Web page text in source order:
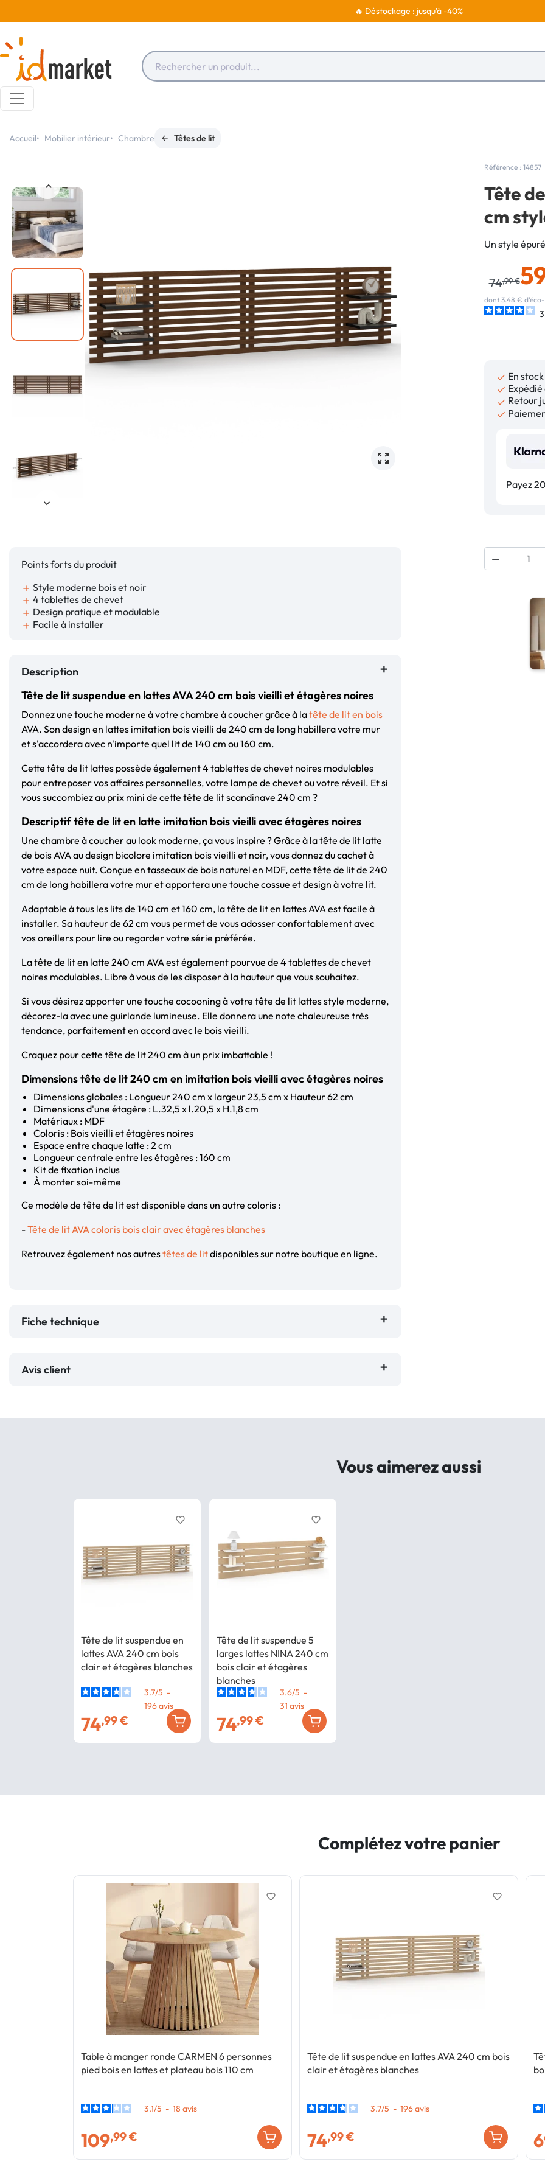
🔥 Déstockage : jusqu'à -40%
Accueil Mobilier intérieur Chambre Têtes de lit
Points forts du produit
add Style moderne bois et noir
add 4 tablettes de chevet
add Design pratique et modulable
add Facile à installer
Description
Tête de lit suspendue en lattes AVA 240 cm bois vieilli et étagères noires
Donnez une touche moderne à votre chambre à coucher grâce à latête de lit en bois
AVA. Son design en lattes imitation bois vieilli de 240 cm de long habillera votre mur
et s'accordera avec n'importe quel lit de 140 cm ou 160 cm.
Cette tête de lit lattes possède également 4 tablettes de chevet noires modulables
pour entreposer vos affaires personnelles, votre lampe de chevet ou votre réveil. Et si
vous succombiez au prix mini de cette tête de lit scandinave 240 cm ?
Descriptif tête de lit en latte imitation bois vieilli avec étagères noires
Une chambre à coucher au look moderne, ça vous inspire ? Grâce à la tête de lit latte
de bois AVA au design bicolore imitation bois vieilli et noir, vous donnez du cachet à
votre espace nuit. Conçue en tasseaux de bois naturel en MDF, cette tête de lit de 240
cm de long habillera votre mur et apportera une touche cossue et design à votre lit.
Adaptable à tous les lits de 140 cm et 160 cm, la tête de lit en lattes AVA est facile à
installer. Sa hauteur de 62 cm vous permet de vous adosser confortablement avec
vos oreillers pour lire ou regarder votre série préférée.
La tête de lit en latte 240 cm AVA est également pourvue de 4 tablettes de chevet
noires modulables. Libre à vous de les disposer à la hauteur que vous souhaitez.
Si vous désirez apporter une touche cocooning à votre tête de lit lattes style moderne,
décorez-la avec une guirlande lumineuse. Elle donnera une note chaleureuse très
tendance, parfaitement en accord avec le bois vieilli.
Craquez pour cette tête de lit 240 cm à un prix imbattable !
Dimensions tête de lit 240 cm en imitation bois vieilli avec étagères noires
Dimensions globales : Longueur 240 cm x largeur 23,5 cm x Hauteur 62 cm
Dimensions d'une étagère : L.32,5 x l.20,5 x H.1,8 cm
Matériaux : MDF
Coloris : Bois vieilli et étagères noires
Espace entre chaque latte : 2 cm
Longueur centrale entre les étagères : 160 cm
Kit de fixation inclus
À monter soi-même
Ce modèle de tête de lit est disponible dans un autre coloris :
-Tête de lit AVA coloris bois clair avec étagères blanches
Retrouvez également nos autrestêtes de litdisponibles sur notre boutique en ligne.
Fiche technique
Avis client
Référence : 14857
Tête
cm
Un style
74,99 €
dont 3.48 €
 En stock

 Retour

Payez

Vous aimerez aussi
Tête de lit suspendue en
lattes AVA 240 cm bois
clair et étagères blanches
3.7/5 -
196avis
74,99 €
favorite_border
Tête de lit suspendue 5
larges lattes NINA 240 cm
bois clair et étagères
blanches
3.6/5 -
31avis
74,99 €
favorite_border
Complétez votre panier
Table à manger ronde CARMEN 6 personnes
pied bois en lattes et plateau bois 110 cm
3.1/5 - 18 avis
109,99 €
favorite_border
Tête de lit suspendue en lattes AVA 240 cm bois
clair et étagères blanches
3.7/5 - 196avis
74,99 €
favorite_border